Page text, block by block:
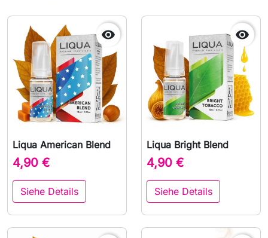

Liqua American Blend
4,90 €
Siehe Details

Liqua Bright Blend
4,90 €
Siehe Details